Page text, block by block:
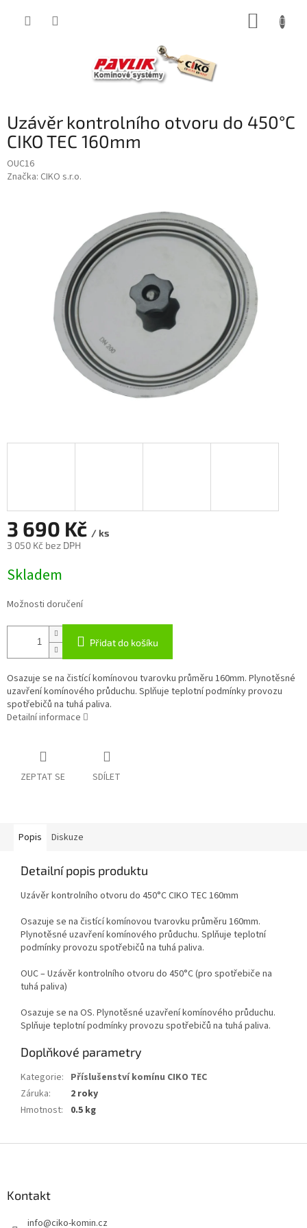
Uzávěr kontrolního otvoru do 450°C
CIKO TEC 160mm
OUC16
Značka: CIKO s.r.o.
3 690 Kč / ks
3 050 Kč bez DPH
cena:
Skladem
Možnosti doručení
Přidat do košíku
Osazuje se na čistící komínovou tvarovku průměru 160mm. Plynotěsné
uzavření komínového průduchu. Splňuje teplotní podmínky provozu
spotřebičů na tuhá paliva.
Detailní informace
ZEPTAT SE SDÍLET
Popis Diskuze
Detailní popis produktu
Uzávěr kontrolního otvoru do 450°C CIKO TEC 160mm
Osazuje se na čistící komínovou tvarovku průměru 160mm.
Plynotěsné uzavření komínového průduchu. Splňuje teplotní
podmínky provozu spotřebičů na tuhá paliva.
OUC – Uzávěr kontrolního otvoru do 450°C (pro spotřebiče na
tuhá paliva)
Osazuje se na OS. Plynotěsné uzavření komínového průduchu.
Splňuje teplotní podmínky provozu spotřebičů na tuhá paliva.
Doplňkové parametry
Kategorie: Příslušenství komínu CIKO TEC
Záruka:
2 roky
Hmotnost: 0.5 kg
Kontakt
info@ciko-komin.cz